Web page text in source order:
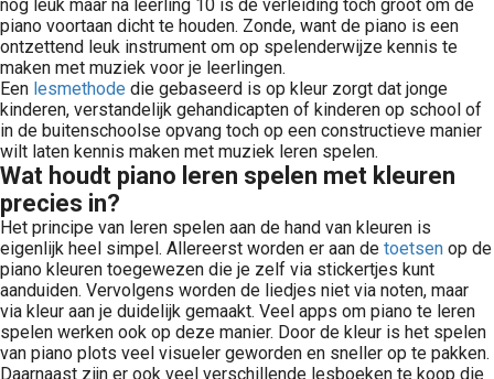
nog leuk maar na leerling 10 is de verleiding toch groot om de
piano voortaan dicht te houden. Zonde, want de piano is een
ontzettend leuk instrument om op spelenderwijze kennis te
maken met muziek voor je leerlingen.
Een lesmethode die gebaseerd is op kleur zorgt dat jonge
kinderen, verstandelijk gehandicapten of kinderen op school of
in de buitenschoolse opvang toch op een constructieve manier
wilt laten kennis maken met muziek leren spelen.
Wat houdt piano leren spelen met kleuren
precies in?
Het principe van leren spelen aan de hand van kleuren is
eigenlijk heel simpel. Allereerst worden er aan de toetsen op de
piano kleuren toegewezen die je zelf via stickertjes kunt
aanduiden. Vervolgens worden de liedjes niet via noten, maar
via kleur aan je duidelijk gemaakt. Veel apps om piano te leren
spelen werken ook op deze manier. Door de kleur is het spelen
van piano plots veel visueler geworden en sneller op te pakken.
Daarnaast zijn er ook veel verschillende lesboeken te koop die